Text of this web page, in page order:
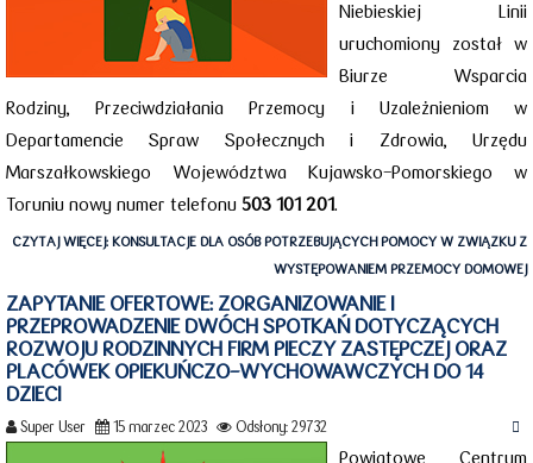
Niebieskiej Linii
uruchomiony został w
Biurze Wsparcia
Rodziny, Przeciwdziałania Przemocy i Uzależnieniom w
Departamencie Spraw Społecznych i Zdrowia, Urzędu
Marszałkowskiego Województwa Kujawsko-Pomorskiego w
Toruniu nowy numer telefonu 503 101 201.
CZYTAJ WIĘCEJ: KONSULTACJE DLA OSÓB POTRZEBUJĄCYCH POMOCY W ZWIĄZKU Z
WYSTĘPOWANIEM PRZEMOCY DOMOWEJ
ZAPYTANIE OFERTOWE: ZORGANIZOWANIE I
PRZEPROWADZENIE DWÓCH SPOTKAŃ DOTYCZĄCYCH
ROZWOJU RODZINNYCH FIRM PIECZY ZASTĘPCZEJ ORAZ
PLACÓWEK OPIEKUŃCZO-WYCHOWAWCZYCH DO 14
DZIECI
Super User 15 marzec 2023 Odsłony: 29732
Powiatowe Centrum